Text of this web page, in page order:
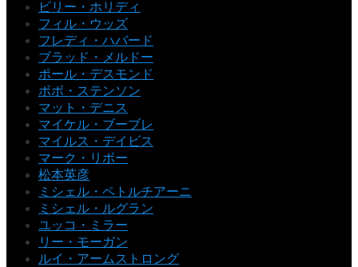
ビリー・ホリディ
フィル・ウッズ
フレディ・ハバード
ブラッド・メルドー
ポール・デスモンド
ボボ・ステンソン
マット・デニス
マイケル・ブーブレ
マイルス・デイビス
マーク・リボー
松本英彦
ミシェル・ペトルチアーニ
ミシェル・ルグラン
ユッコ・ミラー
リー・モーガン
ルイ・アームストロング